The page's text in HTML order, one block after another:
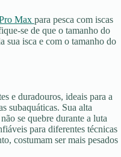
Max para pesca com iscas
se de que o tamanho do
sua isca e com o tamanho do
e duradouros, ideais para a
subaquáticas. Sua alta
se quebre durante a luta
para diferentes técnicas
costumam ser mais pesados